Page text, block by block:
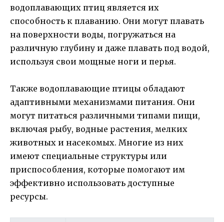
водоплавающих птиц является их
способность к плаванию. Они могут плавать
на поверхности воды, погружаться на
различную глубину и даже плавать под водой,
используя свои мощные ноги и перья.
Также водоплавающие птицы обладают
адаптивными механизмами питания. Они
могут питаться различными типами пищи,
включая рыбу, водные растения, мелких
животных и насекомых. Многие из них
имеют специальные структуры или
приспособления, которые помогают им
эффективно использовать доступные
ресурсы.